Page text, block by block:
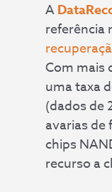
A
referência
Com mais
uma taxa
(dados de
avarias
chips
recurso a